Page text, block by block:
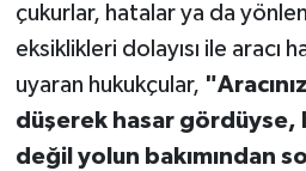
çukurlar, hatalar ya da
eksiklikleri dolayısı ile aracı
uyaran hukukçular,
düşerek hasar gördüyse,
değil yolun bakımından